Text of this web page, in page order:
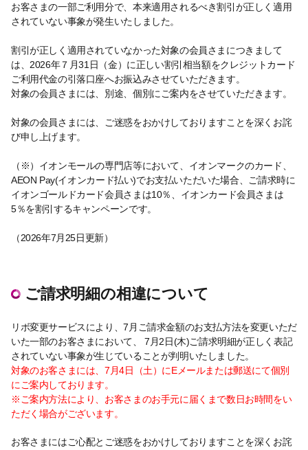
お客さまの一部ご利用分で、本来適用されるべき割引が正しく適用
されていない事象が発生いたしました。
割引が正しく適用されていなかった対象の会員さまにつきまして
は、2026年７月31日（金）に正しい割引相当額をクレジットカード
ご利用代金の引落口座へお振込みさせていただきます。
対象の会員さまには、別途、個別にご案内をさせていただきます。
対象の会員さまには、ご迷惑をおかけしておりますことを深くお詫
び申し上げます。
（※）イオンモールの専門店等において、イオンマークのカード、
AEON Pay(イオンカード払い)でお支払いただいた場合、ご請求時に
イオンゴールドカード会員さまは10％、イオンカード会員さまは
5％を割引するキャンペーンです。
（2026年7月25日更新）
ご請求明細の相違について
リボ変更サービスにより、7月ご請求金額のお支払方法を変更いただ
いた一部のお客さまにおいて、 7月2日(木)ご請求明細が正しく表記
されていない事象が生じていることが判明いたしました。
対象のお客さまには、7月4日（土）にEメールまたは郵送にて個別
にご案内しております。
※ご案内方法により、お客さまのお手元に届くまで数日お時間をい
ただく場合がございます。
お客さまにはご心配とご迷惑をおかけしておりますことを深くお詫